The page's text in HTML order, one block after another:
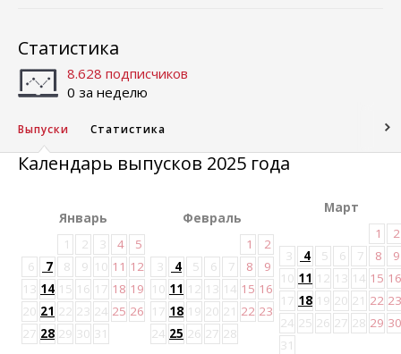
Статистика
8.628 подписчиков
0 за неделю
Выпуски Статистика
Календарь выпусков 2025 года
Январь
1
2 3 4
5
6
7 8 9 10 11 12
13 14 15 16 17 18 19
20 21 22 23 24 25 26
27 28 29 30 31
Февраль
1
2
3
4 5 6 7 8
9
10 11 12 13 14 15 16
17 18 19 20 21 22 23
24 25 26 27 28
Март
1
2
3
4 5 6 7 8
9
10 11 12 13 14 15 16
17 18 19 20 21 22 23
24 25 26 27 28 29 30
31